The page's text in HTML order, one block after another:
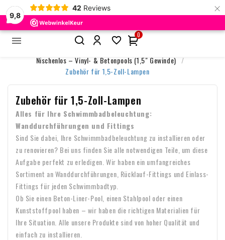
9,8
42 Reviews ×
 
0
Poolbeleuchtung
Nischenlose Poollampen
Nischenlos – Vinyl- & Betonpools (1,5″ Gewinde)
Zubehör für 1,5-Zoll-Lampen
Zubehör für 1,5-Zoll-Lampen
Alles für Ihre Schwimmbadbeleuchtung:
Wanddurchführungen und Fittings
Sind Sie dabei, Ihre Schwimmbadbeleuchtung zu installieren oder
zu renovieren? Bei uns finden Sie alle notwendigen Teile, um diese
Aufgabe perfekt zu erledigen. Wir haben ein umfangreiches
Sortiment an Wanddurchführungen, Rücklauf-Fittings und Einlass-
Fittings für jeden Schwimmbadtyp.
Ob Sie einen Beton-Liner-Pool, einen Stahlpool oder einen
Kunststoffpool haben – wir haben die richtigen Materialien für
Ihre Situation. Alle unsere Produkte sind von hoher Qualität und
einfach zu installieren.